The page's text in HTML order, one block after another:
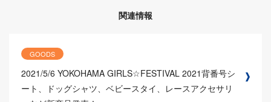
関連情報
GOODS
2021/5/6 YOKOHAMA GIRLS☆FESTIVAL 2021背番号シ
ート、ドッグシャツ、ベビースタイ、レースアクセサリ